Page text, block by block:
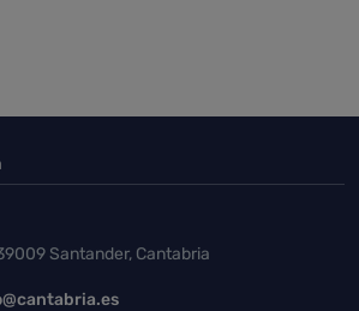
de página
Santander, Cantabria